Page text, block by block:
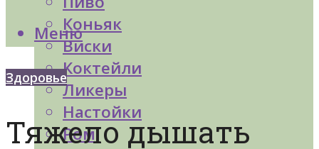
Коньяк
Виски
Коктейли
Ликеры
Настойки
Ром
Меню
Здоровье
Тяжело дышать